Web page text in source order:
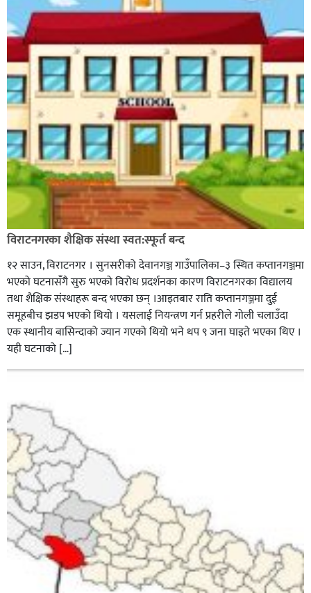
विराटनगरका शैक्षिक संस्था स्वत:स्फूर्त बन्द
१२ साउन, विराटनगर । सुनसरीको देवानगञ्ज गाउँपालिका–३ स्थित कप्तानगञ्जमा
भएको घटनासँगै सुरु भएको विरोध प्रदर्शनका कारण विराटनगरका विद्यालय
तथा शैक्षिक संस्थाहरू बन्द भएका छन् ।आइतबार राति कप्तानगञ्जमा दुई
समूहबीच झडप भएको थियो । यसलाई नियन्त्रण गर्न प्रहरीले गोली चलाउँदा
एक स्थानीय बासिन्दाको ज्यान गएको थियो भने थप ९ जना घाइते भएका थिए ।
यही घटनाको […]